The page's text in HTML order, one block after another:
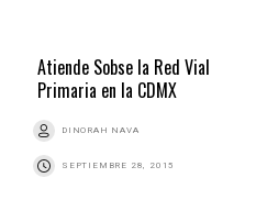
Atiende Sobse la Red Vial
Primaria en la CDMX
DINORAH NAVA
SEPTIEMBRE 28, 2015